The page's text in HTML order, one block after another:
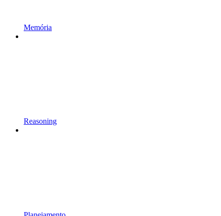
Memória
Reasoning